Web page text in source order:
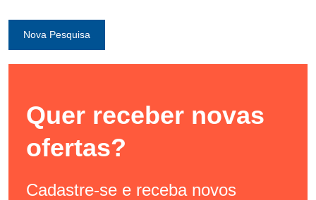
Nova Pesquisa
Quer receber novas
ofertas?
Cadastre-se e receba novos